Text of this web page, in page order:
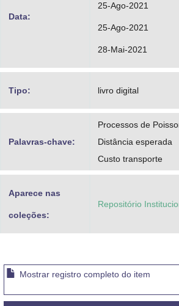
Data:
25-Ago-2021
25-Ago-2021
28-Mai-2021
Tipo: livro digital
Palavras-chave:
Processos de
Distância esperada
Custo transporte
Aparece nas
coleções:
Repositório
Mostrar registro completo do item